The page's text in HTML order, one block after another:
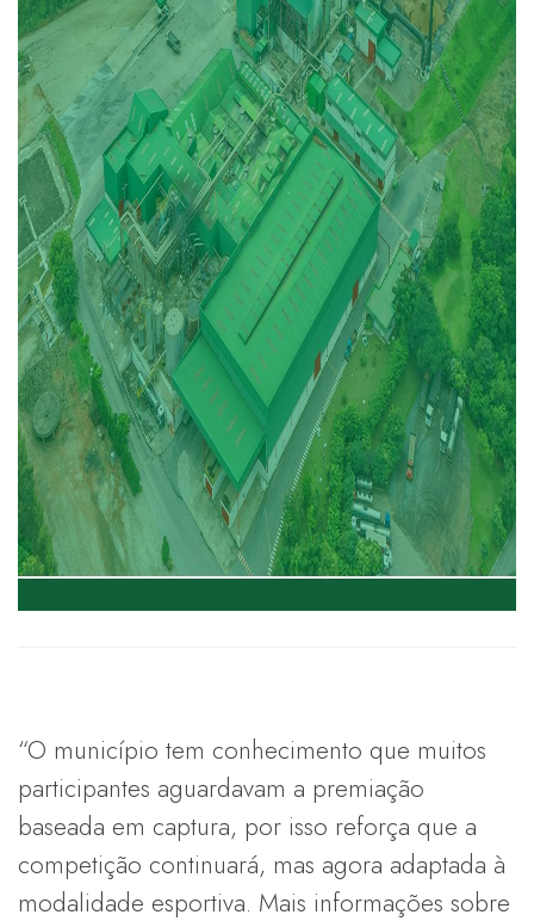
“O município tem conhecimento que muitos
participantes aguardavam a premiação
baseada em captura, por isso reforça que a
competição continuará, mas agora adaptada à
modalidade esportiva. Mais informações sobre